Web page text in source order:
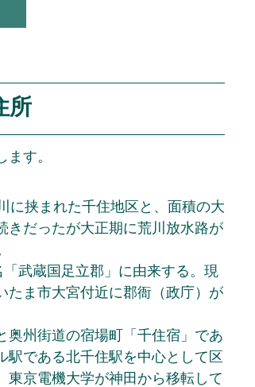
所
す。
に挟まれた千住地区と、面積の大
きだったが大正期に荒川放水路が
武蔵国足立郡」に由来する。現
たま市大宮付近に郡衙（政庁）が
奥州街道の宿場町「千住宿」であ
駅である北千住駅を中心として区
東京電機大学が神田から移転して